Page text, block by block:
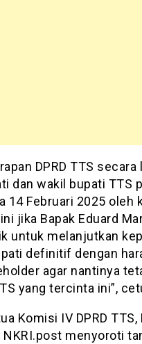
DPRD TTS
dan wakil bupati TTS
14 Februari 2025 oleh
jika Bapak Eduard
untuk melanjutkan
definitif dengan
agar nantinya
yang tercinta ini”,
Komisi IV DPRD
menyoroti